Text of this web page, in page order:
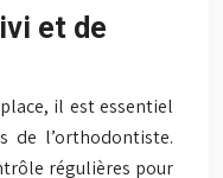
et de
il est essentiel
de l’orthodontiste.
régulières pour